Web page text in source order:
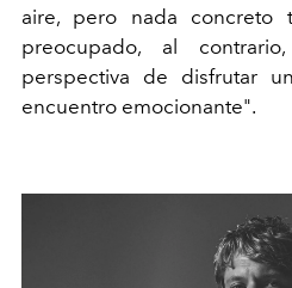
aire, pero nada concreto
preocupado, al
perspectiva de disfrutar
encuentro emocionante".